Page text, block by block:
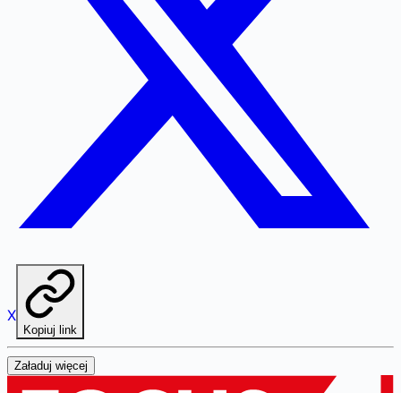
X
Kopiuj link
Załaduj więcej